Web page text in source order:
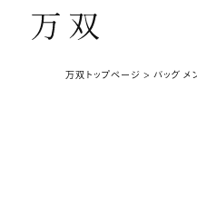
万双トップページ バッグ メ